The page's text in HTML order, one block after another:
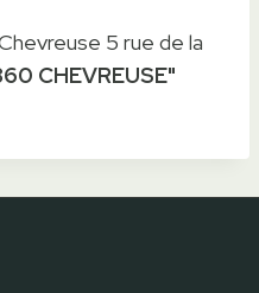
5 rue de la
CHEVREUSE"